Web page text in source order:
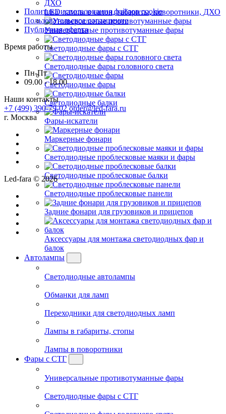
LED лампы в салон, габариты, поворотники, ДХО
Универсальные противотуманные фары
Светодиодные фары с СТГ
Светодиодные фары головного света
Светодиодные фары
Светодиодные балки
Фары-искатели
Маркерные фонари
Светодиодные проблесковые маяки и фары
Светодиодные проблесковые балки
Светодиодные проблесковые панели
Задние фонари для грузовиков и прицепов
Аксессуары для монтажа светодиодных фар и
балок
Автолампы
Светодиодные автолампы
Обманки для ламп
Переходники для светодиодных ламп
Лампы в габариты, стопы
Лампы в поворотники
Фары с СТГ
Универсальные противотуманные фары
Светодиодные фары с СТГ
Политика использования файлов cookie
Пользовательское соглашение
Публичная оферта
Время работы
Пн-Пт
09.00 - 18.00
Наши контакты
+7 (499) 390-79-02 order@led-fara.ru
г. Москва
Led-fara © 2026